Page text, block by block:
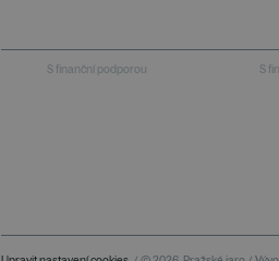
S finanční podporou S